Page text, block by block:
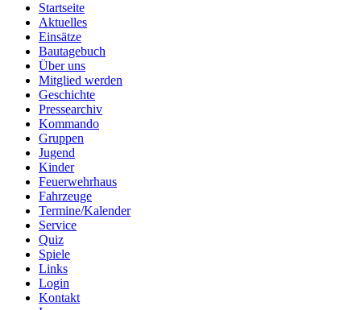
Startseite
Aktuelles
Einsätze
Bautagebuch
Über uns
Mitglied werden
Geschichte
Pressearchiv
Kommando
Gruppen
Jugend
Kinder
Feuerwehrhaus
Fahrzeuge
Termine/Kalender
Service
Quiz
Spiele
Links
Login
Kontakt